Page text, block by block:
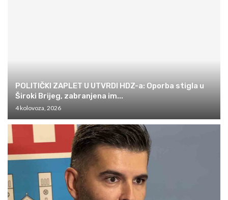
POLITIČKI ZAPLET U UTVRDI HDZ-a: Oporba stigla u
Široki Brijeg, zabranjena im...
4 kolovoza, 2026